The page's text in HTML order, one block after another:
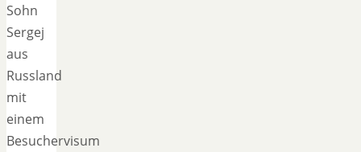
Sohn
Sergej
aus
Russland
mit
einem
Besuchervisum